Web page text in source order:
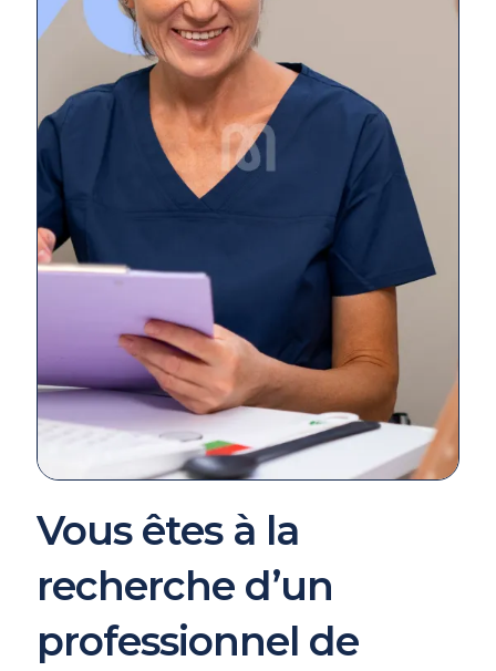
Vous êtes à la
recherche d’un
professionnel de